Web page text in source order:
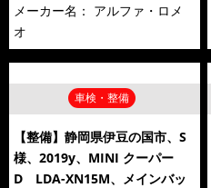
メーカー名： アルファ・ロメ
オ
車検・整備
【整備】静岡県伊豆の国市、S
様、2019y、MINI クーパー
D LDA-XN15M、メインバッ